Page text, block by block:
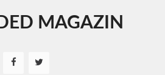
MAGAZIN